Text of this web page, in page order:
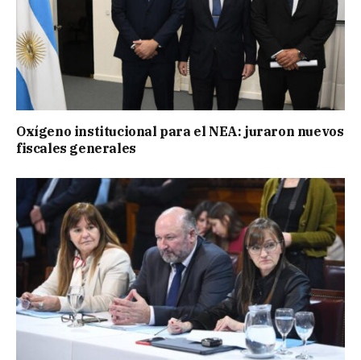
Oxígeno institucional para el NEA: juraron nuevos
fiscales generales